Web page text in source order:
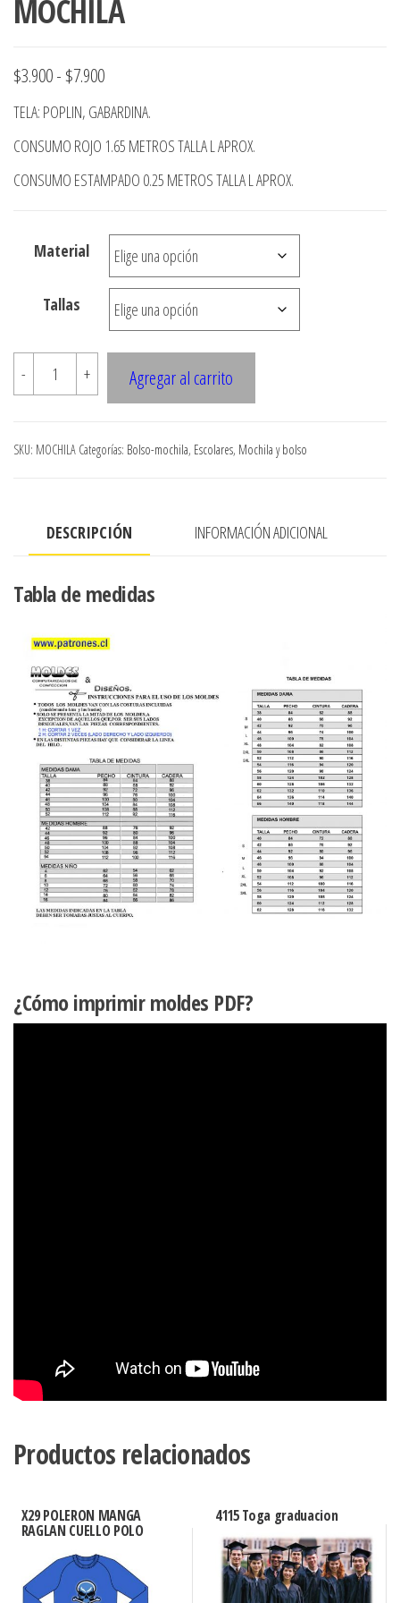
MOCHILA
$3.900- $7.900Rango
de
$3.900
$7.900
TELA: POPLIN, GABARDINA.
CONSUMO ROJO 1.65 METROS TALLA L APROX.
CONSUMO ESTAMPADO 0.25 METROS TALLA L APROX.
Material
Tallas
-
MOCHILA+ Agregar al carrito
SKU: MOCHILA Categorías: Bolso-mochila, Escolares, Mochila y bolso
DESCRIPCIÓN INFORMACIÓN ADICIONAL
Tabla de medidas
¿Cómo imprimir moldes PDF?
Productos relacionados
X29 POLERON MANGA
RAGLAN CUELLO POLO
4115 Toga graduacion